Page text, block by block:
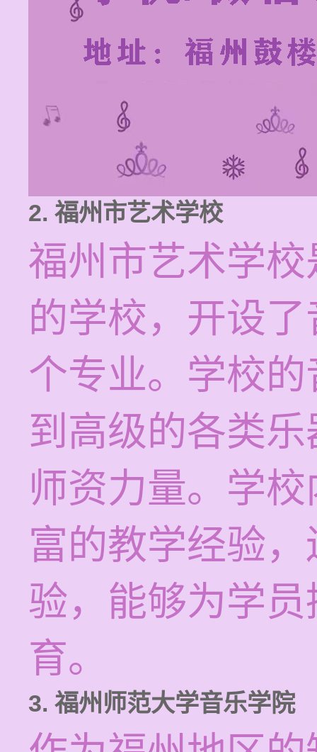
2. 福州市艺术学校
福州市艺术学
的学校，开设
个专业。学校
到高级的各类
师资力量。学
富的教学经验
验，能够为学
育。
3. 福州师范大学音乐学院